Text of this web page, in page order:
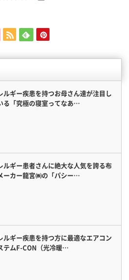
ルギー疾患を持つお母さん達が注目し
る「究極の寝室ってなあ…
ルギー患者さんに絶大な人気を誇る布
ーカー龍宮㈱の「パシー…
ルギー疾患を持つ方に最適なエアコン
テムF-CON（光冷暖…